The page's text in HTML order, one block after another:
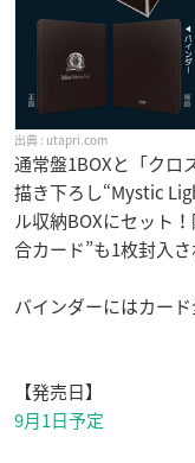
utapri.com
通常盤1BOXと「クロ
描き下ろし“Mystic
ル収納BOXにセット
合カード”も1枚封入さ
バインダーにはカード
【発売日】
9月1日予定